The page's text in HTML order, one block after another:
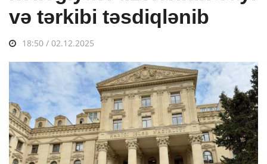
və tərkibi təsdiqlənib
18:50 / 02.12.2025